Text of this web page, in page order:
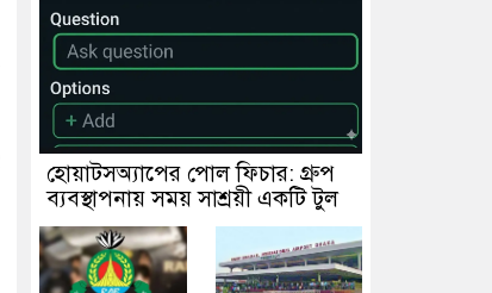
হোয়াটসঅ্যাপের পোল ফিচার: গ্রুপ
ব্যবস্থাপনায় সময় সাশ্রয়ী একটি টুল